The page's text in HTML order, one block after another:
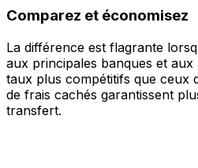
Comparez et économisez
La différence est flagrante
aux principales banques et aux
taux plus compétitifs que ceux
de frais cachés garantissent
transfert.